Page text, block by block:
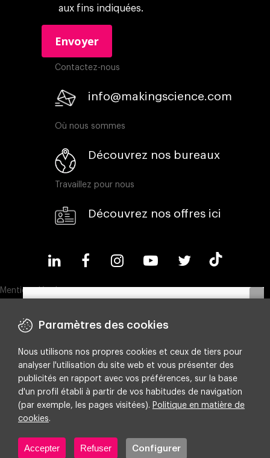
aux fins indiquées.
Contactez-nous
info@makingscience.com
Où nous sommes
Découvrez nos bureaux
Travaillez pour nous
Découvrez nos offres ici
Copyright © 2026 Making Science
Mentions légales
Politique de confidentialité
Compliance & Wistleblowing
Politique ESG
Integrated policy on Information Security, Quality and Environment
Paramètres de cookies
Découvrez notre ebook et apprenez à
optimiser vos budgets en identifiant les leviers
les plus rentables.
Téléchargez votre exemplaire
Paramètres des cookies
Nous utilisons nos propres cookies et ceux de tiers pour
analyser l'utilisation du site web et vous présenter des
publicités en rapport avec vos préférences, sur la base
d'un profil établi à partir de vos habitudes de navigation
(par exemple, les pages visitées). Politique en matière de
cookies.
Accepter Refuser Configurer